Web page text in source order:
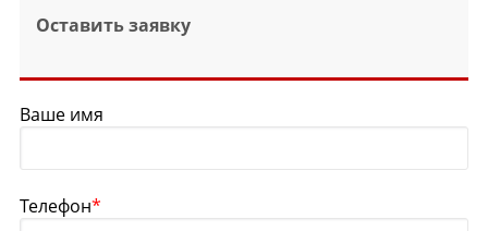
Оставить заявку
Ваше имя
Телефон*